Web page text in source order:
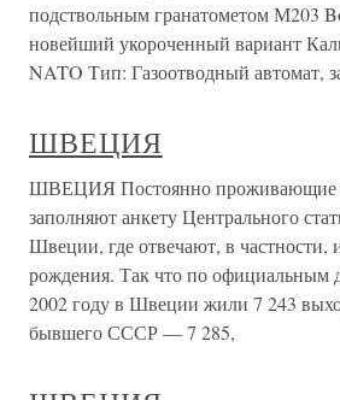
подствольным гранатометом М203
новейший укороченный вариант
NATO Тип: Газоотводный автомат,
ШВЕЦИЯ
ШВЕЦИЯ Постоянно проживающие
заполняют анкету Центрального
Швеции, где отвечают, в частности,
рождения. Так что по официальным
2002 году в Швеции жили 7 243
бывшего СССР — 7 285,